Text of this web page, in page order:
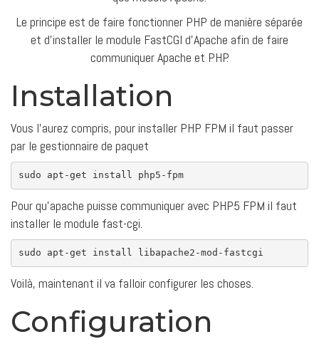
Le principe est de faire fonctionner PHP de manière séparée
et d’installer le module FastCGI d’Apache afin de faire
communiquer Apache et PHP.
Installation
Vous l’aurez compris, pour installer PHP FPM il faut passer
par le gestionnaire de paquet
sudo apt-get install php5-fpm
Pour qu’apache puisse communiquer avec PHP5 FPM il faut
installer le module fast-cgi.
sudo apt-get install libapache2-mod
Voilà, maintenant il va falloir configurer les choses.
Configuration